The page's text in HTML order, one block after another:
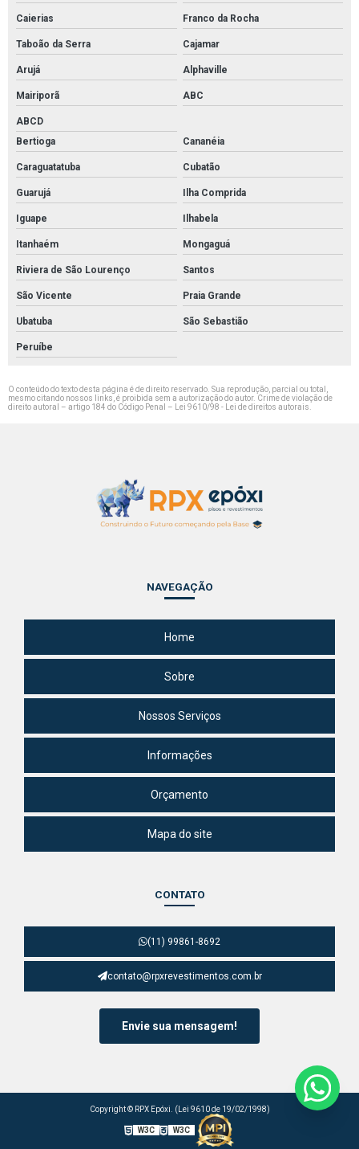
Pintura epóxi em sorocaba
Pintura com tinta epóxi em campinas
Pintura epóxi guarulhos
Empresa de pintura epóxi em são bernardo
Caierias Franco da Rocha
Taboão da Serra Cajamar
Arujá Alphaville
Mairiporã ABC
ABCD
Bertioga
Cananéia
Caraguatatuba Cubatão
Guarujá Ilha Comprida
Iguape Ilhabela
Itanhaém Mongaguá
Riviera de São Lourenço Santos
São Vicente Praia Grande
Ubatuba São Sebastião
Peruíbe
O conteúdo do texto desta página é de direito reservado. Sua reprodução, parcial ou total,
mesmo citando nossos links, é proibida sem a autorização do autor. Crime de violação de
direito autoral – artigo 184 do Código Penal – Lei 9610/98 - Lei de direitos autorais.
NAVEGAÇÃO
Home
Sobre
Nossos Serviços
Informações
Orçamento
Mapa do site
CONTATO
(11) 99861-8692
contato@rpxrevestimentos.com.br
Envie sua mensagem!
Copyright © RPX Epóxi. (Lei 9610 de 19/02/1998)
W3C W3C